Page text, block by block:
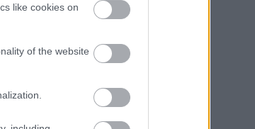
like cookies on
of the website